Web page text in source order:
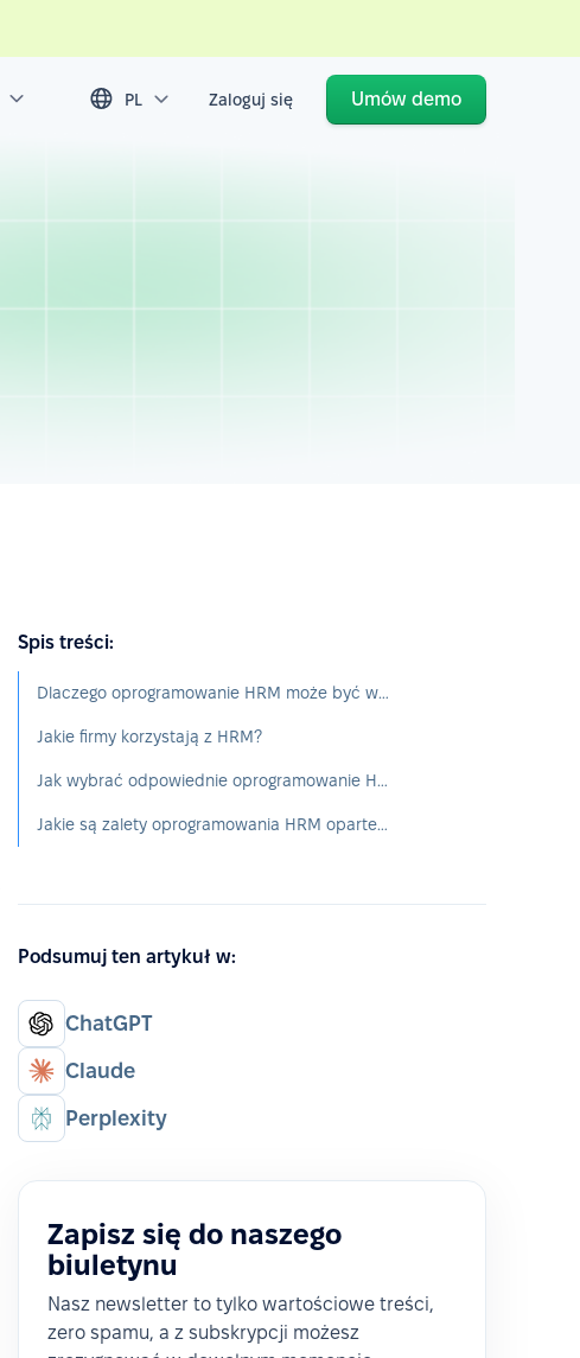
PL Zaloguj się Umów demo
Spis treści:
Dlaczego oprogramowanie HRM może być ważne dla firmy?
Jakie firmy korzystają z HRM?
Jak wybrać odpowiednie oprogramowanie HRM?
Jakie są zalety oprogramowania HRM opartego na chmurze?
Podsumuj ten artykuł w:
ChatGPT
Claude
Perplexity
Zapisz się do naszego
biuletynu
Nasz newsletter to tylko wartościowe treści,
zero spamu, a z subskrypcji możesz